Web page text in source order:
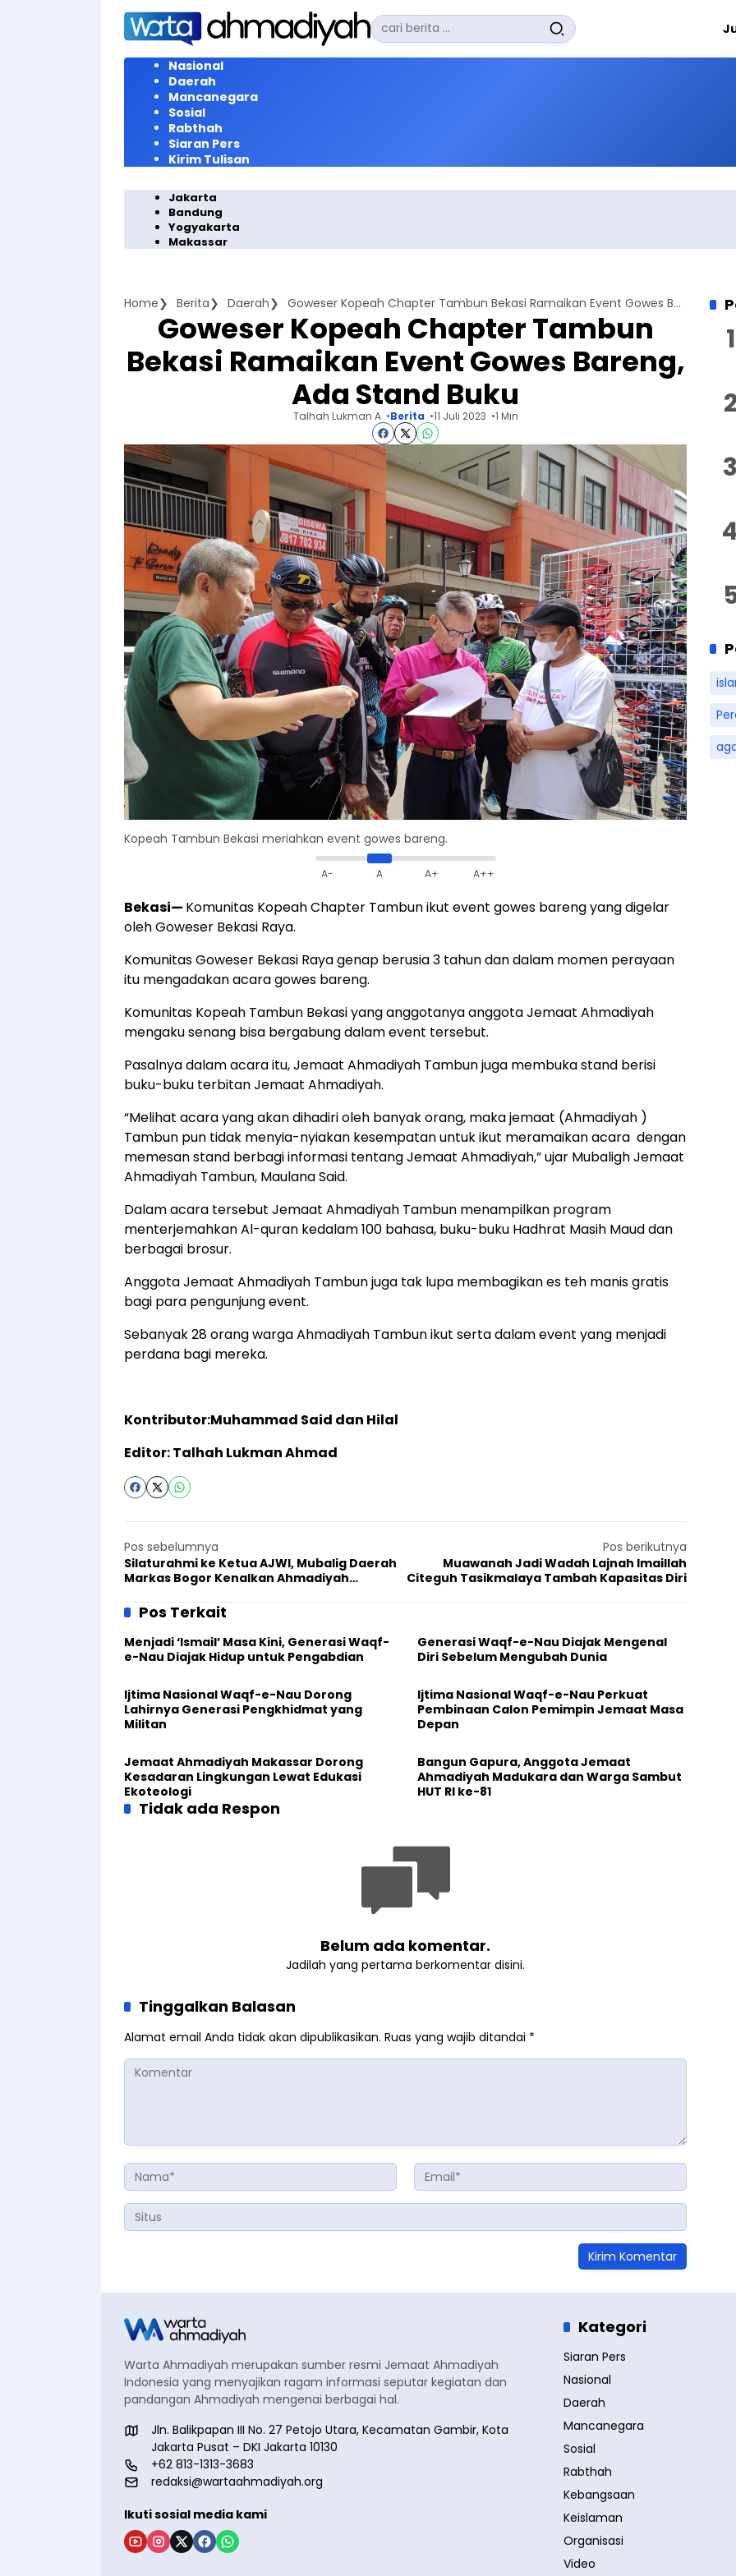
Langsung
konten
Pencarian
untuk:
Nasional
Daerah
Mancanegara
Sosial
Rabthah
Siaran Pers
Kirim Tulisan
Jakarta
Bandung
Yogyakarta
Makassar
Home Berita Daerah Goweser Kopeah Chapter Tambun Bekasi Ramaikan Event Gowes Bareng, Ada Stand Buku
Goweser Kopeah Chapter Tambun
Bekasi Ramaikan Event Gowes Bareng,
Ada Stand Buku
Talhah Lukman A Berita 11 Juli 2023 1 Min
Kopeah Tambun Bekasi meriahkan event gowes bareng.
A- A A+ A++
Bekasi— Komunitas Kopeah Chapter Tambun ikut event gowes bareng yang digelar
oleh Goweser Bekasi Raya.
Komunitas Goweser Bekasi Raya genap berusia 3 tahun dan dalam momen perayaan
itu mengadakan acara gowes bareng.
Komunitas Kopeah Tambun Bekasi yang anggotanya anggota Jemaat Ahmadiyah
mengaku senang bisa bergabung dalam event tersebut.
Pasalnya dalam acara itu, Jemaat Ahmadiyah Tambun juga membuka stand berisi
buku-buku terbitan Jemaat Ahmadiyah.
“Melihat acara yang akan dihadiri oleh banyak orang, maka jemaat (Ahmadiyah )
Tambun pun tidak menyia-nyiakan kesempatan untuk ikut meramaikan acara dengan
memesan stand berbagi informasi tentang Jemaat Ahmadiyah,” ujar Mubaligh Jemaat
Ahmadiyah Tambun, Maulana Said.
Dalam acara tersebut Jemaat Ahmadiyah Tambun menampilkan program
menterjemahkan Al-quran kedalam 100 bahasa, buku-buku Hadhrat Masih Maud dan
berbagai brosur.
Anggota Jemaat Ahmadiyah Tambun juga tak lupa membagikan es teh manis gratis
bagi para pengunjung event.
Sebanyak 28 orang warga Ahmadiyah Tambun ikut serta dalam event yang menjadi
perdana bagi mereka.
Kontributor:Muhammad Said dan Hilal
Editor: Talhah Lukman Ahmad
Pos sebelumnya
Silaturahmi ke Ketua AJWI, Mubalig Daerah
Markas Bogor Kenalkan Ahmadiyah
Pos berikutnya
Muawanah Jadi Wadah Lajnah Imaillah
Citeguh Tasikmalaya Tambah Kapasitas Diri
Pos Terkait
Menjadi ‘Ismail’ Masa Kini, Generasi Waqf-
e-Nau Diajak Hidup untuk Pengabdian
Generasi Waqf-e-Nau Diajak Mengenal
Diri Sebelum Mengubah Dunia
Ijtima Nasional Waqf-e-Nau Dorong
Lahirnya Generasi Pengkhidmat yang
Militan
Ijtima Nasional Waqf-e-Nau Perkuat
Pembinaan Calon Pemimpin Jemaat Masa
Depan
Jemaat Ahmadiyah Makassar Dorong
Kesadaran Lingkungan Lewat Edukasi
Ekoteologi
Bangun Gapura, Anggota Jemaat
Ahmadiyah Madukara dan Warga Sambut
HUT RI ke-81
Tidak ada Respon
Belum ada komentar.
Jadilah yang pertama berkomentar disini.
Tinggalkan Balasan
Alamat email Anda tidak akan dipublikasikan. Ruas yang wajib ditandai *
Warta Ahmadiyah merupakan sumber resmi Jemaat Ahmadiyah
Indonesia yang menyajikan ragam informasi seputar kegiatan dan
pandangan Ahmadiyah mengenai berbagai hal.
Jln. Balikpapan III No. 27 Petojo Utara, Kecamatan Gambir, Kota
Jakarta Pusat – DKI Jakarta 10130
+62 813-1313-3683
redaksi@wartaahmadiyah.org
Ikuti sosial media kami
Kategori
Siaran Pers
Nasional
Daerah
Mancanegara
Sosial
Rabthah
Kebangsaan
Keislaman
Organisasi
Video